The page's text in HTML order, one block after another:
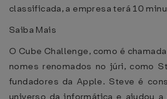
classificada, a empresa terá 10
Saiba Mais
O Cube Challenge, como é
nomes renomados no júri, como
fundadores da Apple. Steve é
universo da informática e ajudou